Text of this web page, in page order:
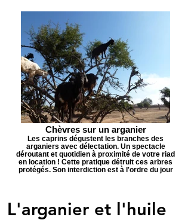
Chèvres sur un arganier
Les caprins dégustent les branches des
arganiers avec délectation. Un spectacle
déroutant et quotidien à proximité de votre riad
en location ! Cette pratique détruit ces arbres
protégés. Son interdiction est à l'ordre du jour
L'arganier et l'huile